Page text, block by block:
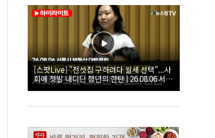
[스팟Live] "전셋집 구하려다 월세 선택"...사
회에 첫발 내디딘 청년의 한탄 | 26.08.06 서울
시 부동산 대토론회